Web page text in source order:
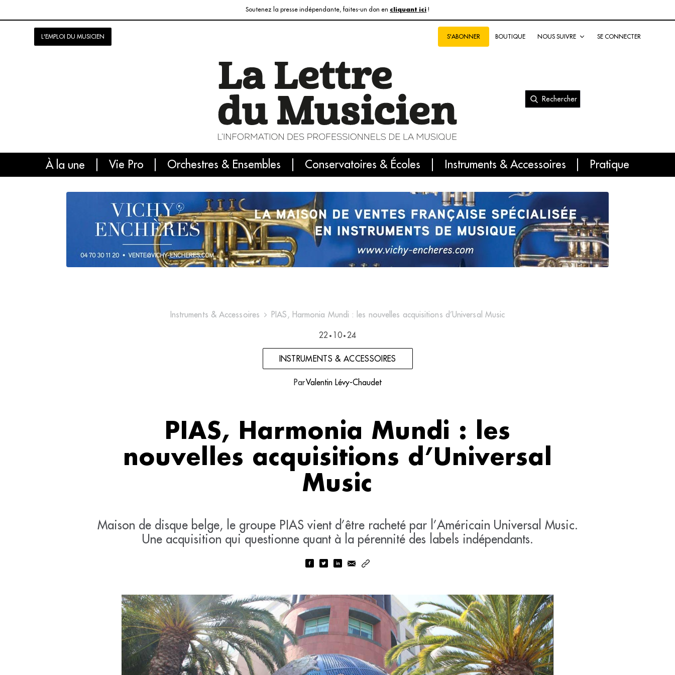
Soutenez la presse indépendante, faites-un don en cliquant ici !
L'EMPLOI DU MUSICIEN S'ABONNER BOUTIQUE NOUS SUIVRE SE CONNECTER
Rechercher
À la une Vie Pro Orchestres & Ensembles Conservatoires & Écoles Instruments & Accessoires Pratique
L'info du jour Le numéro du mois International
Instruments & Accessoires PIAS, Harmonia Mundi : les nouvelles acquisitions d’Universal Music
22 • 10 • 24
INSTRUMENTS & ACCESSOIRES
ParValentin Lévy-Chaudet
PIAS, Harmonia Mundi : les
nouvelles acquisitions d’Universal
Music
Maison de disque belge, le groupe PIAS vient d’être racheté par l’Américain Universal Music.
Une acquisition qui questionne quant à la pérennité des labels indépendants.